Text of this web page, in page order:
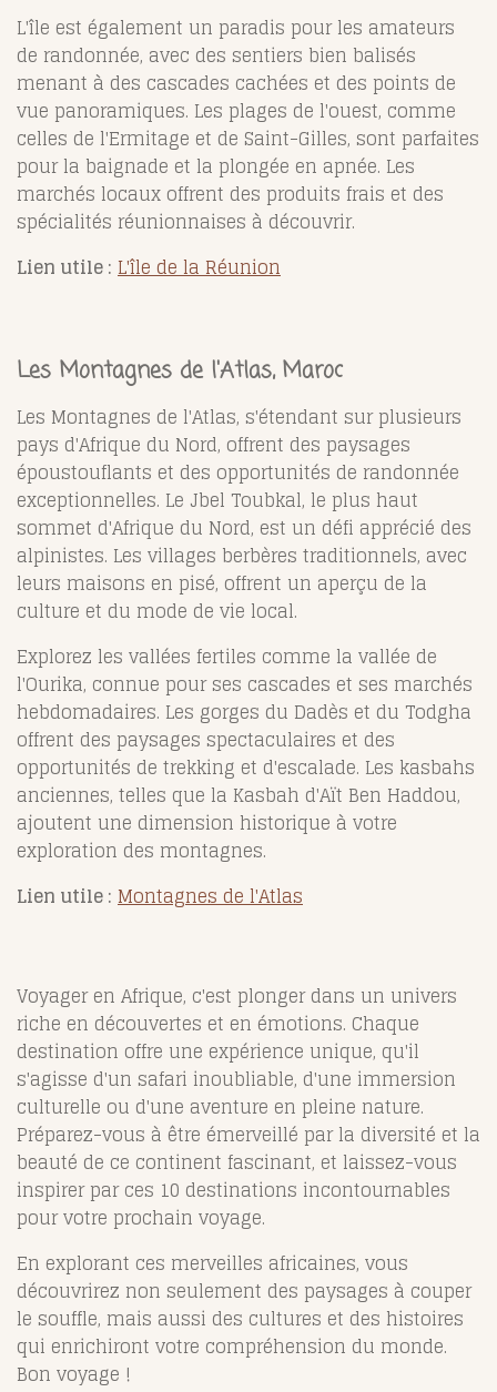
L'île est également un paradis pour les amateurs
de randonnée, avec des sentiers bien balisés
menant à des cascades cachées et des points de
vue panoramiques. Les plages de l'ouest, comme
celles de l'Ermitage et de Saint-Gilles, sont parfaites
pour la baignade et la plongée en apnée. Les
marchés locaux offrent des produits frais et des
spécialités réunionnaises à découvrir.
Lien utile : L'île de la Réunion
Les Montagnes de l'Atlas, Maroc
Les Montagnes de l'Atlas, s'étendant sur plusieurs
pays d'Afrique du Nord, offrent des paysages
époustouflants et des opportunités de randonnée
exceptionnelles. Le Jbel Toubkal, le plus haut
sommet d'Afrique du Nord, est un défi apprécié des
alpinistes. Les villages berbères traditionnels, avec
leurs maisons en pisé, offrent un aperçu de la
culture et du mode de vie local.
Explorez les vallées fertiles comme la vallée de
l'Ourika, connue pour ses cascades et ses marchés
hebdomadaires. Les gorges du Dadès et du Todgha
offrent des paysages spectaculaires et des
opportunités de trekking et d'escalade. Les kasbahs
anciennes, telles que la Kasbah d'Aït Ben Haddou,
ajoutent une dimension historique à votre
exploration des montagnes.
Lien utile : Montagnes de l'Atlas
Voyager en Afrique, c'est plonger dans un univers
riche en découvertes et en émotions. Chaque
destination offre une expérience unique, qu'il
s'agisse d'un safari inoubliable, d'une immersion
culturelle ou d'une aventure en pleine nature.
Préparez-vous à être émerveillé par la diversité et la
beauté de ce continent fascinant, et laissez-vous
inspirer par ces 10 destinations incontournables
pour votre prochain voyage.
En explorant ces merveilles africaines, vous
découvrirez non seulement des paysages à couper
le souffle, mais aussi des cultures et des histoires
qui enrichiront votre compréhension du monde.
Bon voyage !